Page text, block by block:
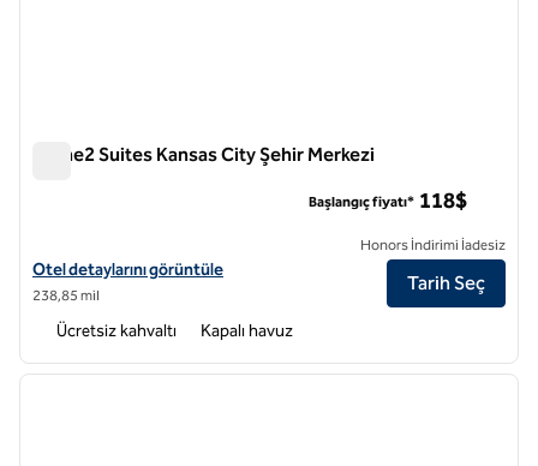
Home2 Suites Kansas City Şehir Merkezi
Home2 Suites Kansas City Downtown için otel detaylarını
Otel detaylarını görüntüle
238,85 mil
Başlangıç fiyatı* 118$
Honors İndirimi İadesiz
Tarih Seç
Ücretsiz kahvaltı Kapalı havuz
1 / 12